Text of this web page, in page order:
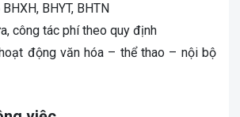
BHYT, BHTN
công tác phí theo quy định
động văn hóa – thể thao – nội bộ